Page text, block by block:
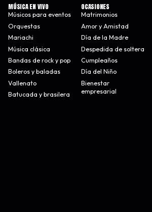
MÚSICA EN VIVO
Músicos para eventos
Orquestas
Mariachi
Música clásica
Bandas de rock y pop
Boleros y baladas
Vallenato
Batucada y brasilera
OCASIONES
Matrimonios
Amor y Amistad
Día de la Madre
Despedida de soltera
Cumpleaños
Día del Niño
Bienestar
empresarial